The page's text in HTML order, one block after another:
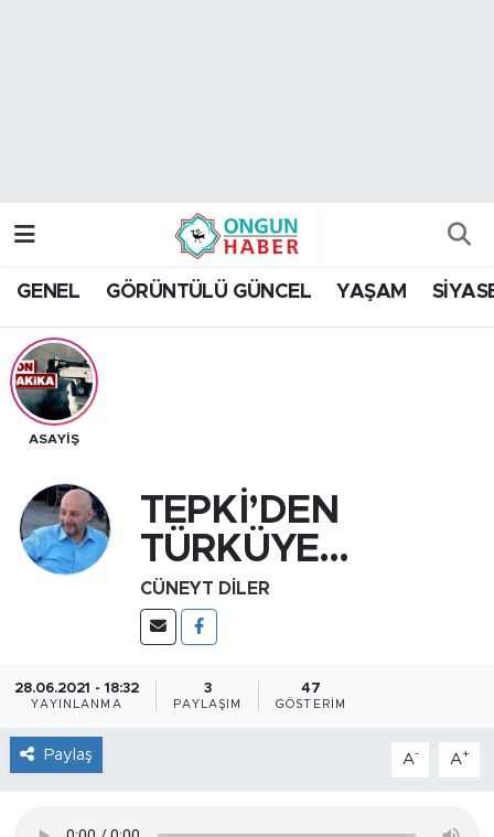
GENEL GÖRÜNTÜLÜ GÜNCEL YAŞAM
ASAYİŞ
TEPKİ’DEN
TÜRKÜYE…
CÜNEYT DİLER
28.06.2021 - 18:32
YAYINLANMA
3
PAYLAŞIM
47
GÖSTERIM
Paylaş A- A+
Trafik Durumu
Tüm Manşetler
Son Dakika Haberleri